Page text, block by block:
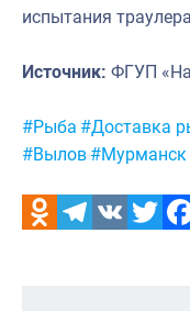
испытания
Источник: ФГУП
Метки:
#Рыба #Доставка
#Вылов #Мурманск